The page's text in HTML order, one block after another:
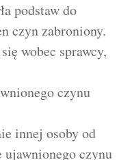
podstaw do
czyn zabroniony.
wobec sprawcy,
czynu
innej osoby od
czynu